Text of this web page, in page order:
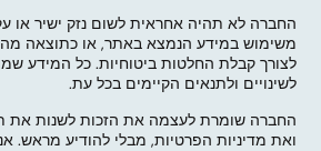
החברה לא תהיה אחראית לשום נזק ישיר או
משימוש במידע הנמצא באתר, או כתוצאה
לצורך קבלת החלטות ביטוחיות. כל המידע
לשינויים ולתנאים הקיימים בכל עת.
החברה שומרת לעצמה את הזכות לשנות את
ואת מדיניות הפרטיות, מבלי להודיע מראש.